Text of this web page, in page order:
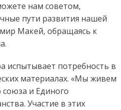
нам советом,
пути развития нашей
Макей, обращаясь к
испытывает потребность в
материалах. «Мы живем
и Единого
Участие в этих